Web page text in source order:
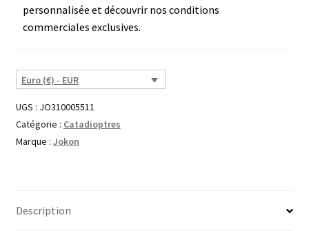
personnalisée et découvrir nos conditions
commerciales exclusives.
Euro (€) - EUR
UGS : JO310005511
Catégorie : Catadioptres
Marque : Jokon
Description